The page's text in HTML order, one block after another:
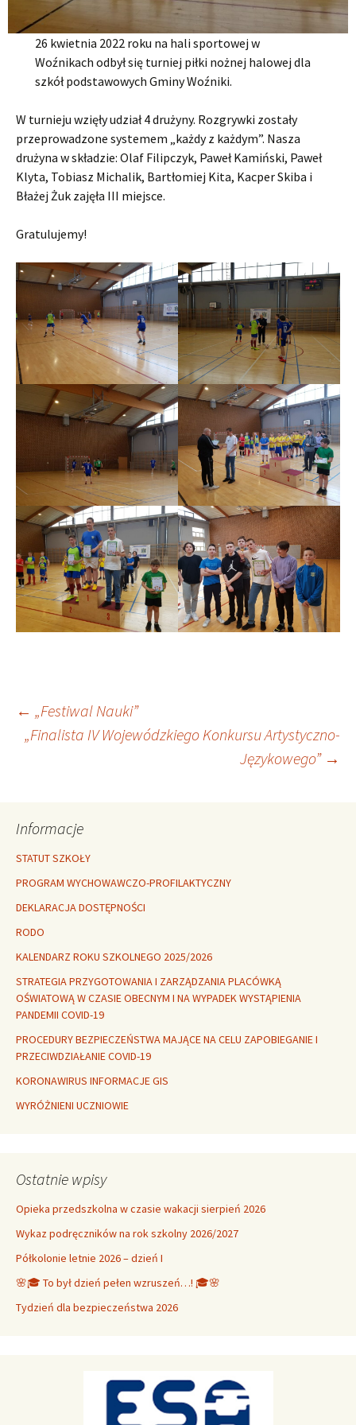
26 kwietnia 2022 roku na hali sportowej w
Woźnikach odbył się turniej piłki nożnej halowej dla
szkół podstawowych Gminy Woźniki.
W turnieju wzięły udział 4 drużyny. Rozgrywki zostały
przeprowadzone systemem „każdy z każdym”. Nasza
drużyna w składzie: Olaf Filipczyk, Paweł Kamiński, Paweł
Klyta, Tobiasz Michalik, Bartłomiej Kita, Kacper Skiba i
Błażej Żuk zajęła III miejsce.
Gratulujemy!
Nawigacja
← „Festiwal Nauki”
„Finalista IV Wojewódzkiego Konkursu Artystyczno-
Językowego” →
Informacje
STATUT SZKOŁY
PROGRAM WYCHOWAWCZO-PROFILAKTYCZNY
DEKLARACJA DOSTĘPNOŚCI
RODO
KALENDARZ ROKU SZKOLNEGO 2025/2026
STRATEGIA PRZYGOTOWANIA I ZARZĄDZANIA PLACÓWKĄ
OŚWIATOWĄ W CZASIE OBECNYM I NA WYPADEK WYSTĄPIENIA
PANDEMII COVID-19
PROCEDURY BEZPIECZEŃSTWA MAJĄCE NA CELU ZAPOBIEGANIE I
PRZECIWDZIAŁANIE COVID-19
KORONAWIRUS INFORMACJE GIS
WYRÓŻNIENI UCZNIOWIE
Ostatnie wpisy
Opieka przedszkolna w czasie wakacji sierpień 2026
Wykaz podręczników na rok szkolny 2026/2027
Półkolonie letnie 2026 – dzień I
🌸🎓 To był dzień pełen wzruszeń…! 🎓🌸
Tydzień dla bezpieczeństwa 2026